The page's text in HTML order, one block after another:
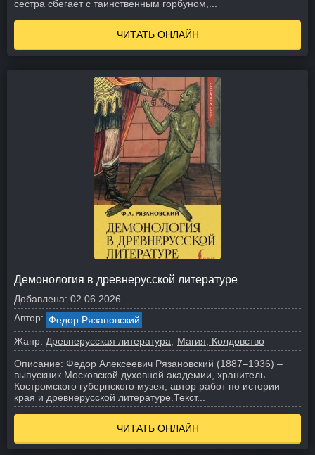
сестра сбегает с таинственным горбуном,...
ЧИТАТЬ ОНЛАЙН
Демонология в древнерусской литературе
Добавлена: 02.06.2026
Автор: Федор Рязановский
Жанр: Древнерусская литература
Магия, Колдовство
Описание: Федор Алексеевич Рязановский (1887–1936) –
выпускник Московской духовной академии, хранитель
Костромского губернского музея, автор работ по истории
края и древнерусской литературе. Текст...
ЧИТАТЬ ОНЛАЙН